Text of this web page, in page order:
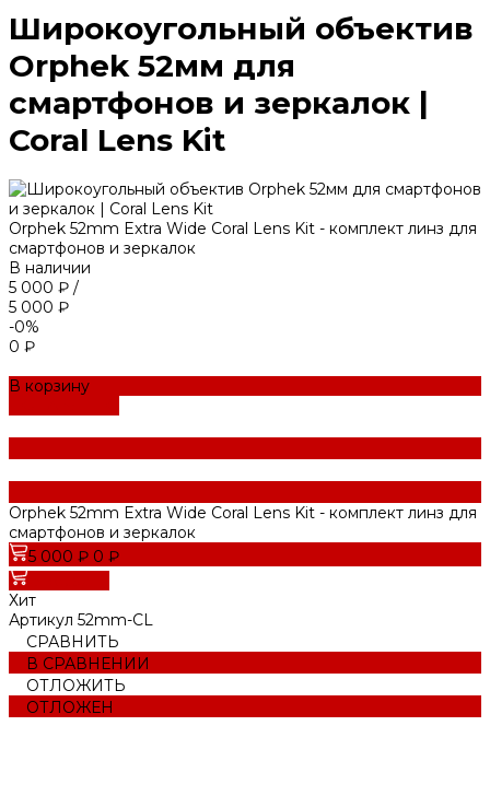
Широкоугольный объектив
Orphek 52мм для
смартфонов и зеркалок |
Coral Lens Kit
Orphek 52mm Extra Wide Coral Lens Kit - комплект линз для
смартфонов и зеркалок
В наличии
5 000 ₽ /
5 000 ₽
-0%
0 ₽
В корзину
Orphek 52mm Extra Wide Coral Lens Kit - комплект линз для
смартфонов и зеркалок
5 000 ₽ 0 ₽
Хит
Артикул 52mm-CL
СРАВНИТЬ
В СРАВНЕНИИ
ОТЛОЖИТЬ
ОТЛОЖЕН